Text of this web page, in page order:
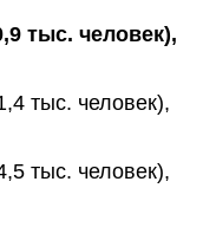
тыс. человек),
тыс. человек),
тыс. человек),